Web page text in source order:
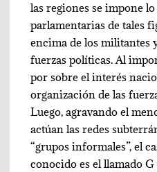
las regiones se impone
parlamentarias de tales
encima de los militantes
fuerzas políticas. Al
por sobre el interés
organización de las
Luego, agravando el
actúan las redes
“grupos informales”, el
conocido es el llamado G